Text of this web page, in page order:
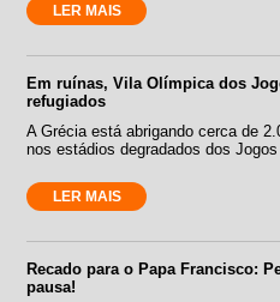
LER MAIS
Em ruínas, Vila Olímpica dos
refugiados
A Grécia está abrigando cerca de
nos estádios degradados dos
LER MAIS
Recado para o Papa Francisco:
pausa!